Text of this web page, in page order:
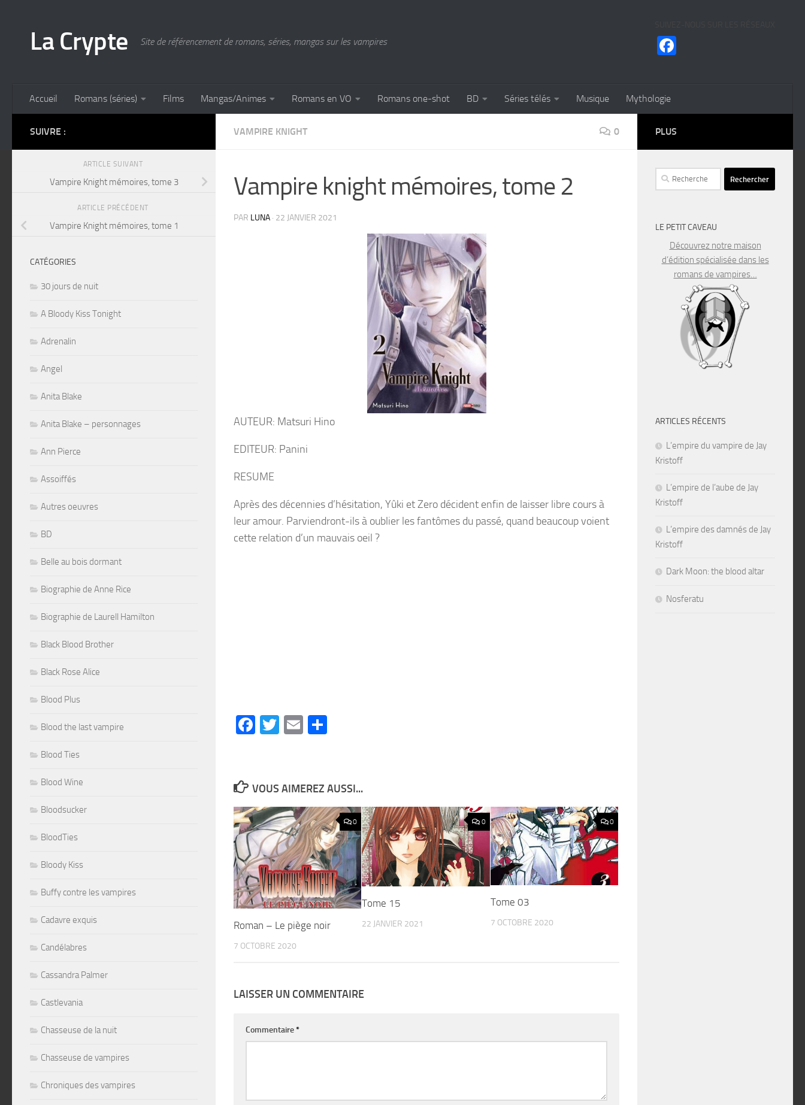
La Crypte Site de référencement de romans, séries, mangas sur les vampires
Accueil Romans (séries) Films Mangas/Animes Romans en VO Romans one-shot BD Séries télés Musique Mythologie
VAMPIRE KNIGHT 0
Vampire knight mémoires, tome 2
PAR LUNA · 22 JANVIER 2021
AUTEUR: Matsuri Hino
EDITEUR: Panini
RESUME
Après des décennies d’hésitation, Yûki et Zero décident enfin de laisser libre cours à
leur amour. Parviendront-ils à oublier les fantômes du passé, quand beaucoup voient
cette relation d’un mauvais oeil ?
Facebook
Twitter
Email
VOUS AIMEREZ AUSSI...
0
Roman – Le piège noir
7 OCTOBRE 2020
0
Tome 15
22 JANVIER 2021
0
Tome 03
7 OCTOBRE 2020
LAISSER UN COMMENTAIRE
Commentaire*
SUIVRE :
ARTICLE SUIVANT
Vampire Knight mémoires, tome 3
ARTICLE PRÉCÉDENT
Vampire Knight mémoires, tome 1
CATÉGORIES
30 jours de nuit
A Bloody Kiss Tonight
Adrenalin
Angel
Anita Blake
Anita Blake – personnages
Ann Pierce
Assoiffés
Autres oeuvres
BD
Belle au bois dormant
Biographie de Anne Rice
Biographie de Laurell Hamilton
Black Blood Brother
Black Rose Alice
Blood Plus
Blood the last vampire
Blood Ties
Blood Wine
Bloodsucker
BloodTies
Bloody Kiss
Buffy contre les vampires
Cadavre exquis
Candélabres
Cassandra Palmer
Castlevania
Chasseuse de la nuit
Chasseuse de vampires
Chroniques des vampires
PLUS
Rechercher :
LE PETIT CAVEAU
Découvrez notre maison
d’édition spécialisée dans les
romans de vampires…
ARTICLES RÉCENTS
L’empire du vampire de Jay
Kristoff
L’empire de l’aube de Jay
Kristoff
L’empire des damnés de Jay
Kristoff
Dark Moon: the blood altar
Nosferatu